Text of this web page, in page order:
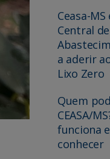
Ceasa-
Central de
a aderir
Lixo Zero
Quem
CEASA/
funciona
conhecer